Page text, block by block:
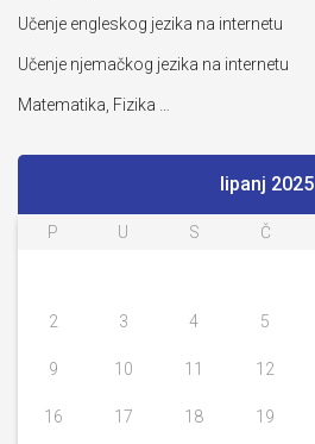
Učenje engleskog jezika na internetu
Učenje njemačkog jezika na internetu
Matematika, Fizika …
lipanj 2025
P U S Č
2 3 4 5
9 10 11 12
16 17 18 19